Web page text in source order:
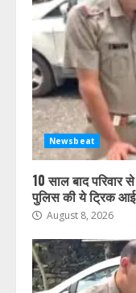
Newsbeat
10 साल बाद परिवार
पुलिस की ये ट्रिक
August 8, 2026